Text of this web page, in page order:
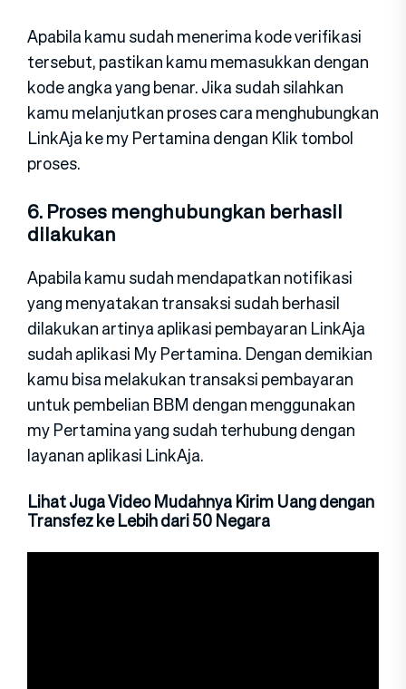
Apabila kamu sudah menerima kode verifikasi
tersebut, pastikan kamu memasukkan dengan
kode angka yang benar. Jika sudah silahkan
kamu melanjutkan proses cara menghubungkan
LinkAja ke my Pertamina dengan Klik tombol
proses.
6. Proses menghubungkan berhasil
dilakukan
Apabila kamu sudah mendapatkan notifikasi
yang menyatakan transaksi sudah berhasil
dilakukan artinya aplikasi pembayaran LinkAja
sudah aplikasi My Pertamina. Dengan demikian
kamu bisa melakukan transaksi pembayaran
untuk pembelian BBM dengan menggunakan
my Pertamina yang sudah terhubung dengan
layanan aplikasi LinkAja.
Lihat Juga Video Mudahnya Kirim Uang dengan
Transfez ke Lebih dari 50 Negara